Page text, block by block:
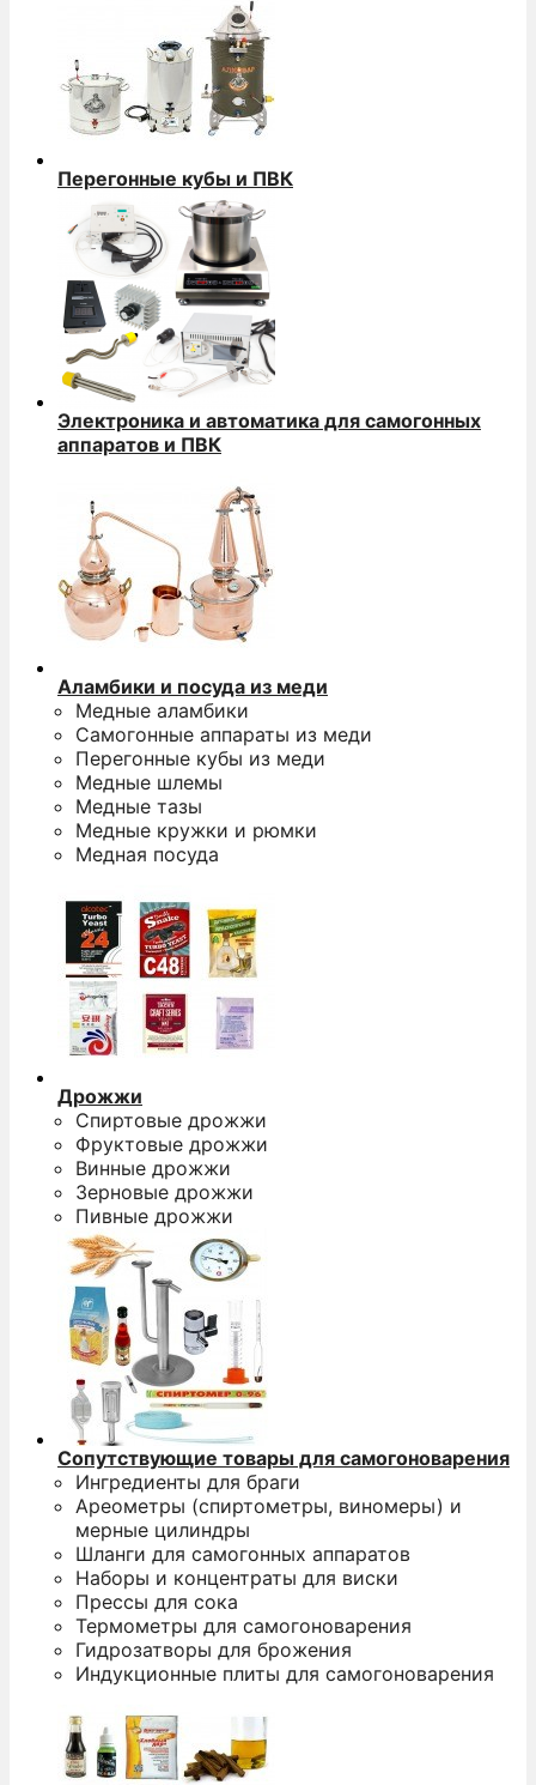
Перегонные кубы и ПВК
Электроника и автоматика для самогонных
аппаратов и ПВК
Аламбики и посуда из меди
Медные аламбики
Самогонные аппараты из меди
Перегонные кубы из меди
Медные шлемы
Медные тазы
Медные кружки и рюмки
Медная посуда
Дрожжи
Спиртовые дрожжи
Фруктовые дрожжи
Винные дрожжи
Зерновые дрожжи
Пивные дрожжи
Сопутствующие товары для самогоноварения
Ингредиенты для браги
Ареометры (спиртометры, виномеры) и
мерные цилиндры
Шланги для самогонных аппаратов
Наборы и концентраты для виски
Прессы для сока
Термометры для самогоноварения
Гидрозатворы для брожения
Индукционные плиты для самогоноварения